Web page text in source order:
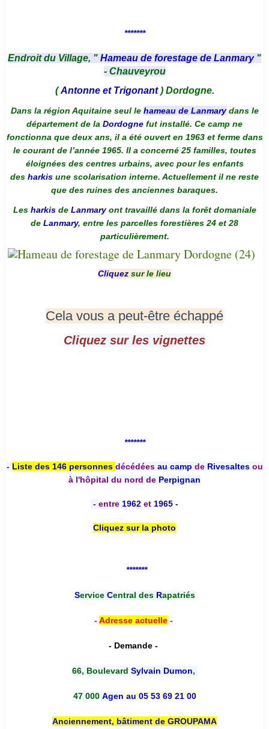
*******
Endroit du Village, " Hameau de forestage de Lanmary "
- Chauveyrou
(Antonne et Trigonant) Dordogne.
Dans la région Aquitaine seul le hameau de Lanmarydans le
département de la Dordogne fut installé. Ce camp ne
fonctionna que deux ans, il a été ouvert en 1963 et ferme dans
le courant de l’année 1965. Il a concerné 25 familles, toutes
éloignées des centres urbains, avec pour les enfants
des harkis une scolarisation interne. Actuellement il ne reste
que des ruines des anciennes baraques.
Les harkis de Lanmaryont travaillé dans la forêt domaniale
de Lanmary, entre les parcelles forestières 24 et 28
particulièrement.
Cliquez sur le lieu
Cela vous a peut-être échappé
Cliquez sur les vignettes
*******
- Liste des 146 personnes décédées au camp deRivesaltesou
à l'hôpital du nord de Perpignan
- entre 1962 et 1965 -
Cliquez sur la photo
*******
Service Central desRapatriés
-Adresse actuelle-
- Demande -
66, Boulevard Sylvain Dumon,
47 000 Agen au 05 53 69 21 00
Anciennement, bâtiment de GROUPAMA